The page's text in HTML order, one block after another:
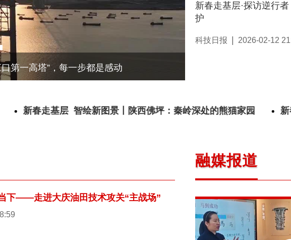
新春走基层·探访逆行
护
科技日报 2026-02-12
走基层 智绘新图景丨陕西佛坪：秦岭深处的熊猫家园 新春走基
下——走进大庆油田技术攻关“主战场”
融媒报道